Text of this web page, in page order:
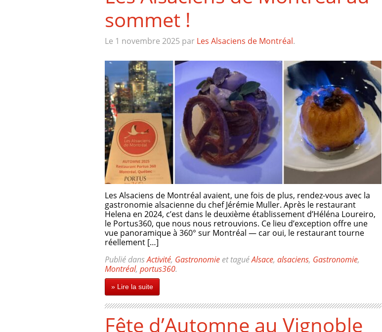
sommet !
Le 1 novembre 2025 par Les Alsaciens de Montréal.
Les Alsaciens de Montréal avaient, une fois de plus, rendez-vous avec la
gastronomie alsacienne du chef Jérémie Muller. Après le restaurant
Helena en 2024, c’est dans le deuxième établissement d’Héléna Loureiro,
le Portus360, que nous nous retrouvions. Ce lieu d’exception offre une
vue panoramique à 360° sur Montréal — car oui, le restaurant tourne
réellement […]
Publié dansActivité, Gastronomie et taguéAlsace, alsaciens, Gastronomie,
Montréal, portus360.
» Lire la suite
Fête d’Automne au Vignoble